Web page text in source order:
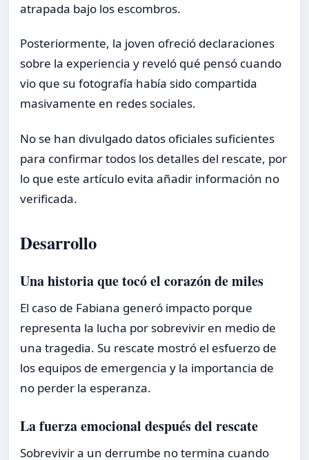
atrapada bajo los escombros.
Posteriormente, la joven ofreció declaraciones
sobre la experiencia y reveló qué pensó cuando
vio que su fotografía había sido compartida
masivamente en redes sociales.
No se han divulgado datos oficiales suficientes
para confirmar todos los detalles del rescate, por
lo que este artículo evita añadir información no
verificada.
Desarrollo
Una historia que tocó el corazón de miles
El caso de Fabiana generó impacto porque
representa la lucha por sobrevivir en medio de
una tragedia. Su rescate mostró el esfuerzo de
los equipos de emergencia y la importancia de
no perder la esperanza.
La fuerza emocional después del rescate
Sobrevivir a un derrumbe no termina cuando